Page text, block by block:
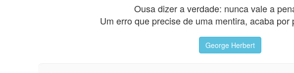
Ousa dizer a verdade: nunca vale a
Um erro que precise de uma mentira, acaba por
George Herbert